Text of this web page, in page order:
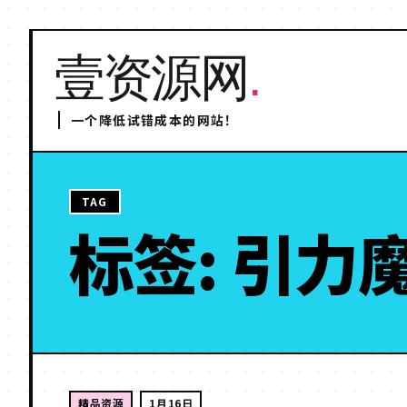
壹资源网.
一个降低试错成本的网站！
TAG
标签: 引力
精品资源 1月16日